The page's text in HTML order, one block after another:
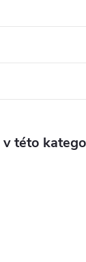
této